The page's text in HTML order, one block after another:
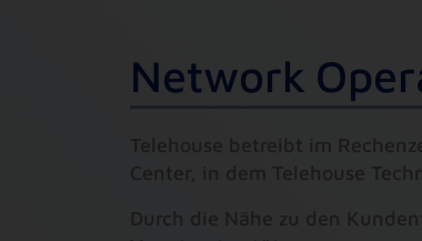
Network Oper
Telehouse betreibt im
Center, in dem Telehouse
Durch die Nähe zu den